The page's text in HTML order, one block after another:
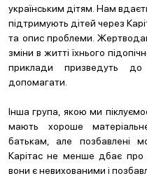
українським дітям. Нам
підтримують дітей через
та опис проблеми.
зміни в житті їхнього
приклади призведуть
допомагати.
Інша група, якою ми
мають хороше
батькам, але позбавлені
Карітас не менше дбає про
вони є невихованими і